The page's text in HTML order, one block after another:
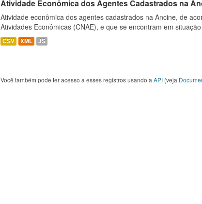
Atividade Econômica dos Agentes Cadastrados na
Atividade econômica dos agentes cadastrados na Ancine, de
Atividades Econômicas (CNAE), e que se encontram em
CSV XML JS
Você também pode ter acesso a esses registros usando a API (veja